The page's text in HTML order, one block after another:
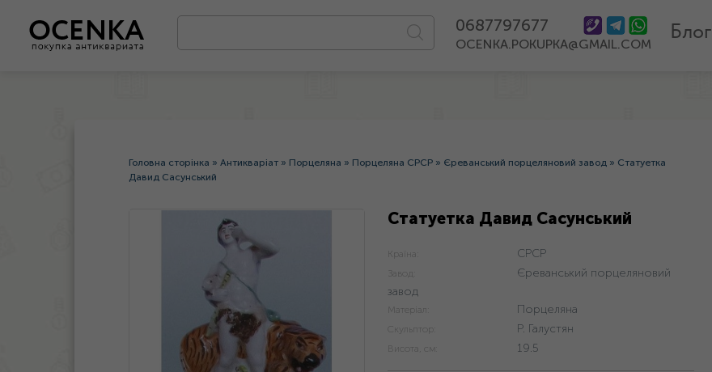
0687797677
OCENKA.POKUPKA@GMAIL.COM Блог
Головна сторінка » Антикваріат » Порцеляна » Порцеляна СРСР » Єреванський порцеляновий завод » Статуетка
Давид Сасунський
Статуетка Давид Сасунський
Країна: СРСР
Завод:
Єреванський порцеляновий
завод
Матеріал: Порцеляна
Скульптор: Р. Галустян
Висота, см: 19.5